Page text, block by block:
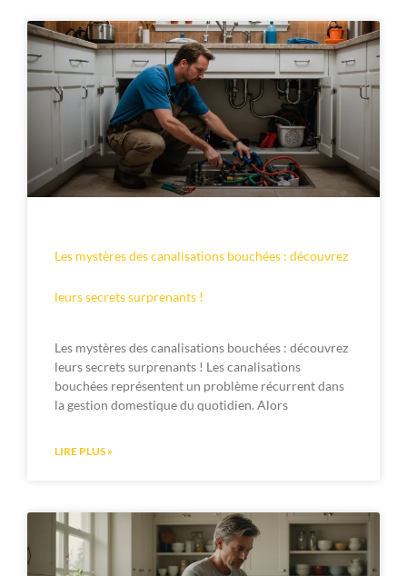
Les mystères des canalisations bouchées : découvrez
leurs secrets surprenants !
Les mystères des canalisations bouchées : découvrez
leurs secrets surprenants ! Les canalisations
bouchées représentent un problème récurrent dans
la gestion domestique du quotidien. Alors
LIRE PLUS »